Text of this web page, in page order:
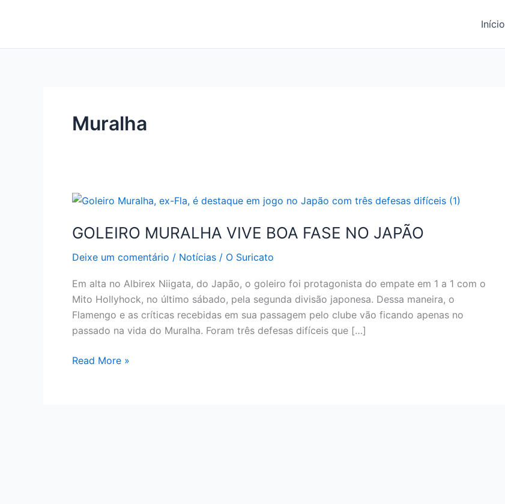
Início
Muralha
GOLEIRO MURALHA VIVE BOA FASE NO JAPÃO
Deixe um comentário / Notícias / O Suricato
Em alta no Albirex Niigata, do Japão, o goleiro foi protagonista do empate em 1 a 1 com o
Mito Hollyhock, no último sábado, pela segunda divisão japonesa. Dessa maneira, o
Flamengo e as críticas recebidas em sua passagem pelo clube vão ficando apenas no
passado na vida do Muralha. Foram três defesas difíceis que […]
GOLEIRO
Read More »